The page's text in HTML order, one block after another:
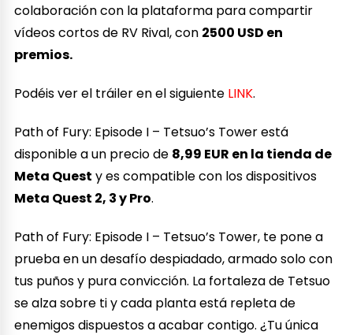
colaboración con la plataforma para compartir
vídeos cortos de RV Rival, con 2500 USD en
premios.
Podéis ver el tráiler en el siguiente LINK.
Path of Fury: Episode I – Tetsuo’s Tower está
disponible a un precio de 8,99 EUR en la tienda de
Meta Quest y es compatible con los dispositivos
Meta Quest 2, 3 y Pro.
Path of Fury: Episode I – Tetsuo’s Tower, te pone a
prueba en un desafío despiadado, armado solo con
tus puños y pura convicción. La fortaleza de Tetsuo
se alza sobre ti y cada planta está repleta de
enemigos dispuestos a acabar contigo. ¿Tu única